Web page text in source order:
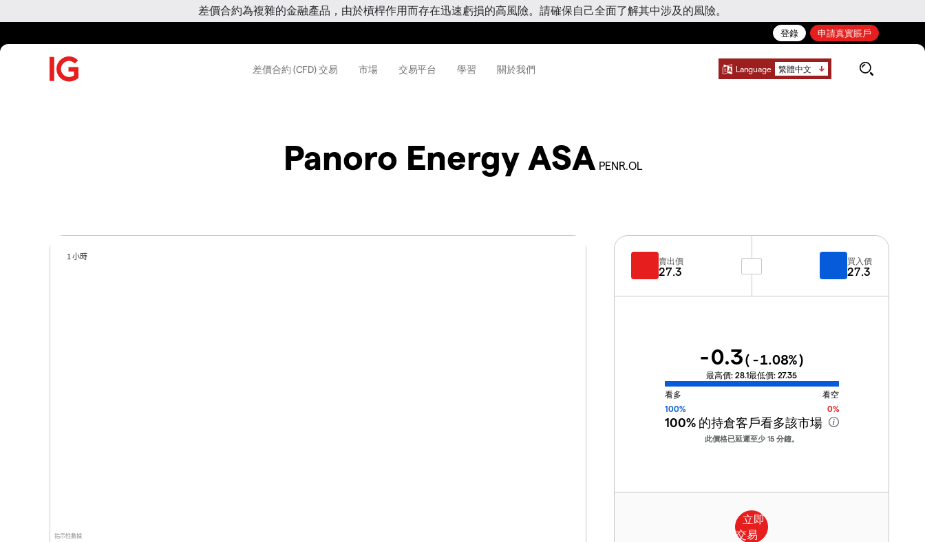
差價合約為複雜的金融產品，由於槓桿作用而存在迅速虧損的高風險。請確保自己全面了解其中涉及的風險。
登錄 申請真實賬戶
差價合約 (CFD) 交易 市場 交易平台 學習 關於我們 Language 繁體中文
Panoro Energy ASA PENR.OL
指示性數據
1 小時 賣出價
27.3
買入價
27.3
-0.3( -1.08%)
最高價: 28.1最低價: 27.35
看多
看空
100%
0%
100%的持倉客戶看多該市場
此價格已延遲至少 15 分鐘。